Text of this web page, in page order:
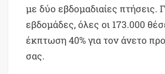
με δύο εβδομαδιαίες πτήσεις.
εβδομάδες, όλες οι 173.000
έκπτωση 40% για τον άνετο
σας.